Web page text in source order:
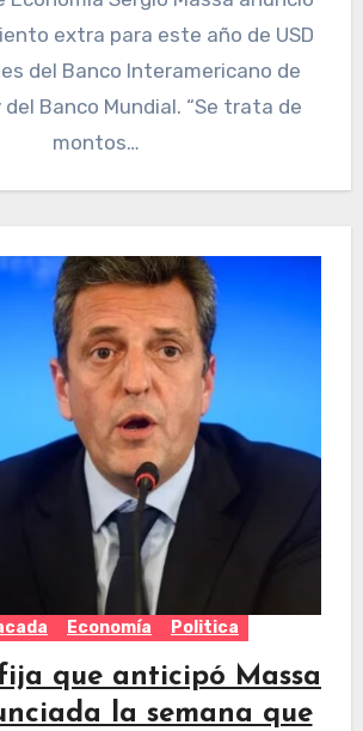
extra para este año de USD
del Banco Interamericano de
del Banco Mundial. “Se trata de
montos…
Economía Politica
que anticipó Massa
la semana que